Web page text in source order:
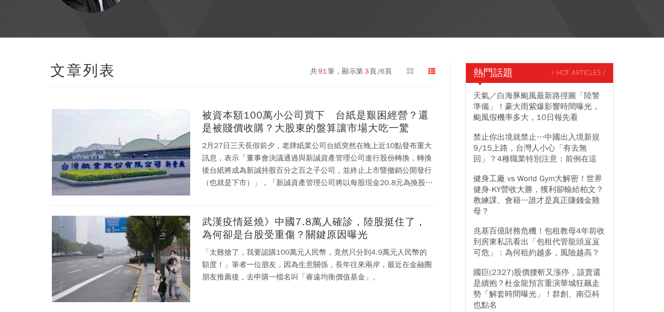
文章列表 共91筆，顯示第 3頁/6頁
被資本額100萬小公司買下 台紙是艱困經營？還
是被賤價收購？大股東的盤算讓市場大吃一驚
2月27日三天長假前夕，老牌紙業公司台紙突然在晚上近10點發布重大
訊息，表示「董事會決議通過與新誠資產管理公司進行股份轉換，轉換
後台紙將成為新誠持股百分之百之子公司，並終止上市暨撤銷公開發行
（也就是下市）」，「新誠資產管理公司將以每股現金20.8元為換股對
武漢疫情延燒》中國7.8萬人確診，陸股挺住了，
為何卻是台股受重傷？關鍵原因曝光
「太難搶了，我要認購100萬元人民幣，竟然只分到4.9萬元人民幣的
額度！」筆者一位朋友，因為生意關係，長年往來兩岸，最近在金融圈
朋友推薦後，去申購一檔名叫「睿遠均衡價值基金」。
熱門話題 / HOT ARTICLES /
天氣／白海豚颱風最新路徑圖「陸警
準備」！豪大雨紫爆影響時間曝光，
颱風假機率多大，10日報先看
禁止你出境就禁止…中國出入境新規
9/15上路，台灣人小心「有去無
回」？4種職業特別注意：前例在這
健身工廠 vs World Gym大解密！世界
健身-KY營收大勝，獲利卻輸給柏文？
教練課、會籍…誰才是真正賺錢金雞
母？
兆基百億財務危機！包租教母4年前收
到房東私訊看出「包租代管龍頭岌岌
可危」：為何租約越多，風險越高？
國巨(2327)股價腰斬又漲停，該賣還
是續抱？杜金龍預言重演華城狂飆走
勢「解套時間曝光」！群創、南亞科
也點名